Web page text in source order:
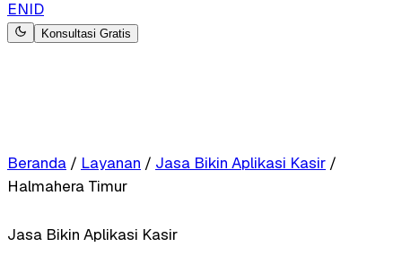
ENID
Konsultasi Gratis
Beranda / Layanan / Jasa Bikin Aplikasi Kasir /
Halmahera Timur
Jasa Bikin Aplikasi Kasir